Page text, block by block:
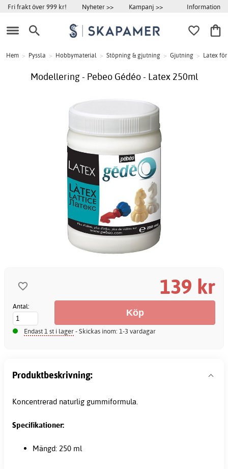
Fri frakt över 999 kr! Nyheter >> Kampanj >> Information
Hem > Pyssla > Hobbymaterial > Stöpning & gjutning > Gjutning > Latex
Modellering - Pebeo Gédéo - Latex 250ml
139 kr
Antal:
Endast 1 st i lager- Skickas inom: 1-3 vardagar
Produktbeskrivning:
Koncentrerad naturlig gummiformula.
Specifikationer:
Mängd: 250 ml